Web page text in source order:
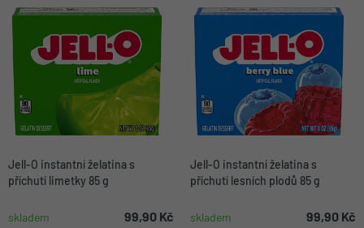
Jell-O instantní želatina s
příchutí limetky 85 g
skladem 99,90 Kč
Jell-O instantní želatina s
příchutí lesních plodů 85 g
skladem 99,90 Kč